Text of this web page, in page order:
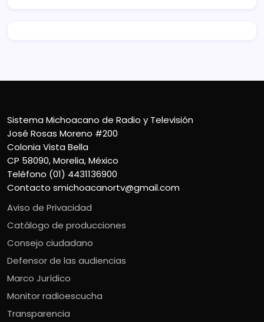
Sistema Michoacano de Radio y Televisión
José Rosas Moreno #200
Colonia Vista Bella
CP 58090, Morelia, México
Teléfono (01) 4431136900
Contacto smichoacanortv@gmail.com
Aviso de Privacidad
Catálogo de producciones
Consejo ciudadano
Defensor de las audiencias
Marco Jurídico
Monitor radioescucha
Transparencia